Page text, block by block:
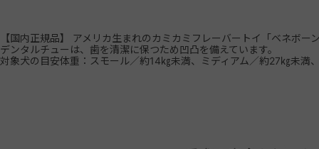
【国内正規品】 アメリカ生まれのカミカミフレーバートイ「ベネボー
デンタルチューは、歯を清潔に保つため凹凸を備えています。
対象犬の目安体重：スモール／約14㎏未満、ミディアム／約27㎏未満